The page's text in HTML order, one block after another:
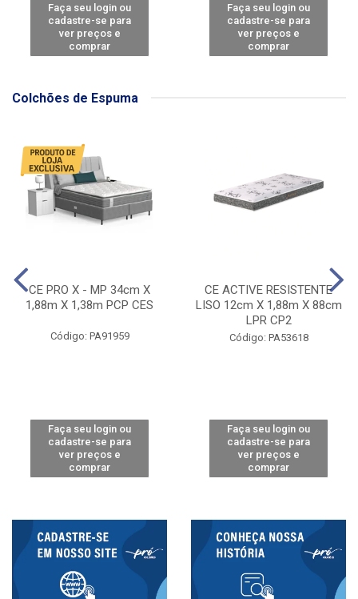
Faça seu login ou
cadastre-se para
ver preços e
comprar
Faça seu login ou
cadastre-se para
ver preços e
comprar
Colchões de Espuma
CE PRO X - MP 34cm X
1,88m X 1,38m PCP CES
Código: PA91959
Faça seu login ou
cadastre-se para
ver preços e
comprar
CE ACTIVE RESISTENTE
LISO 12cm X 1,88m X 88cm
LPR CP2
Código: PA53618
Faça seu login ou
cadastre-se para
ver preços e
comprar